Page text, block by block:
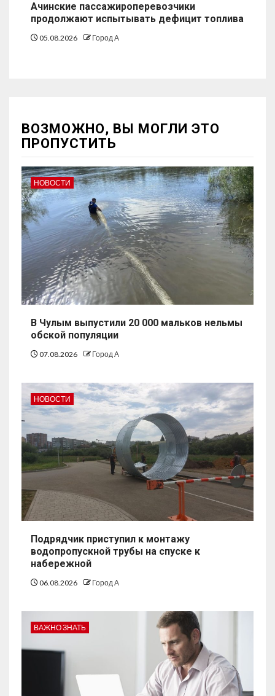
Ачинские пассажироперевозчики
продолжают испытывать дефицит топлива
05.08.2026 Город А
ВОЗМОЖНО, ВЫ МОГЛИ ЭТО
ПРОПУСТИТЬ
НОВОСТИ
В Чулым выпустили 20 000 мальков нельмы
обской популяции
07.08.2026 Город А
НОВОСТИ
Подрядчик приступил к монтажу
водопропускной трубы на спуске к
набережной
06.08.2026 Город А
ВАЖНО ЗНАТЬ